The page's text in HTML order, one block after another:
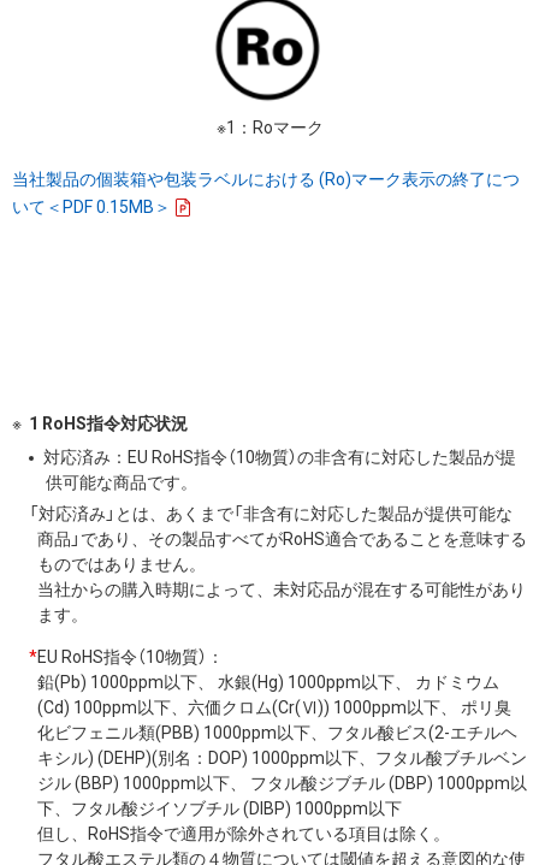
※1：Roマーク
当社製品の個装箱や包装ラベルにおける (Ro)マーク表示の終了につ
いて＜PDF 0.15MB＞
1 RoHS指令対応状況
対応済み：EU RoHS指令（10物質）の非含有に対応した製品が提
供可能な商品です。
「対応済み」とは、あくまで「非含有に対応した製品が提供可能な
商品」であり、その製品すべてがRoHS適合であることを意味する
ものではありません。
当社からの購入時期によって、未対応品が混在する可能性があり
ます。
*EU RoHS指令（10物質）：
鉛(Pb) 1000ppm以下、 水銀(Hg) 1000ppm以下、 カドミウム
(Cd) 100ppm以下、六価クロム(Cr(Ⅵ)) 1000ppm以下、 ポリ臭
化ビフェニル類(PBB) 1000ppm以下、フタル酸ビス(2-エチルヘ
キシル) (DEHP)(別名：DOP) 1000ppm以下、フタル酸ブチルベン
ジル (BBP) 1000ppm以下、 フタル酸ジブチル (DBP) 1000ppm以
下、フタル酸ジイソブチル (DIBP) 1000ppm以下
但し、RoHS指令で適用が除外されている項目は除く。
フタル酸エステル類の４物質については閾値を超える意図的な使